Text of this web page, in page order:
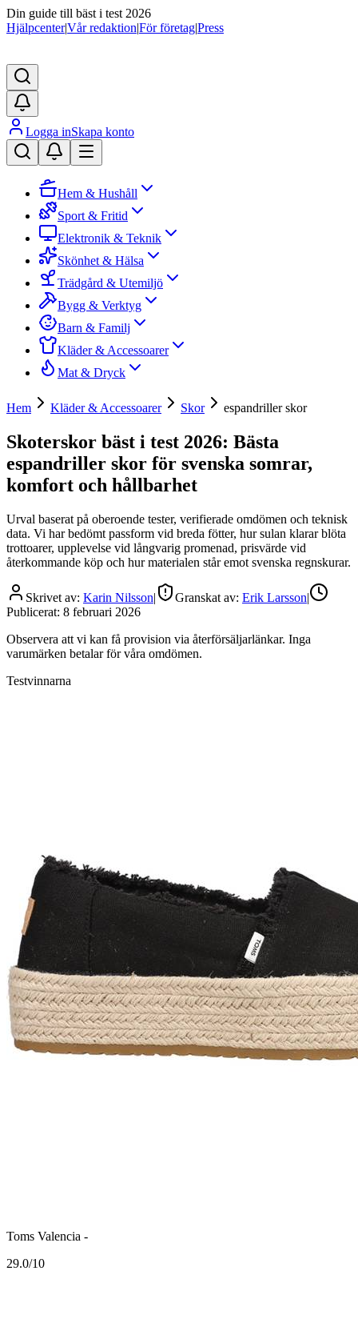
Din guide till bäst i test 2026
Hjälpcenter|Vår redaktion|För företag|Press
Logga inSkapa konto
Hem & Hushåll
Sport & Fritid
Elektronik & Teknik
Skönhet & Hälsa
Trädgård & Utemiljö
Bygg & Verktyg
Barn & Familj
Kläder & Accessoarer
Mat & Dryck
Hem Kläder & Accessoarer Skor espandriller skor
Skoterskor bäst i test 2026: Bästa
espandriller skor för svenska somrar,
komfort och hållbarhet
Urval baserat på oberoende tester, verifierade omdömen och teknisk
data. Vi har bedömt passform vid breda fötter, hur sulan klarar blöta
trottoarer, upplevelse vid långvarig promenad, prisvärde vid
återkommande köp och hur materialen står emot svenska regnskurar.
Skrivet av: Karin Nilsson| Granskat av: Erik Larsson|
Publicerat: 8 februari 2026
Observera att vi kan få provision via återförsäljarlänkar. Inga
varumärken betalar för våra omdömen.
Testvinnarna
Toms Valencia -
29.0/10